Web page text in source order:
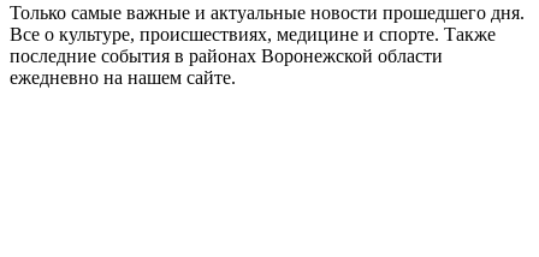
Только самые важные и актуальные новости прошедшего дня.
Все о культуре, происшествиях, медицине и спорте. Также
последние события в районах Воронежской области
ежедневно на нашем сайте.